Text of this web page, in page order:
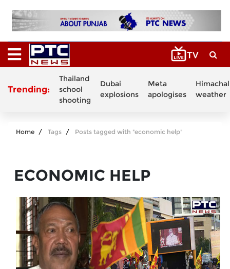
Trending:
Thailand
school
shooting
Dubai
explosions
Meta
apologises
Himachal
weather
Home Tags Posts tagged with "economic help"
ECONOMIC HELP